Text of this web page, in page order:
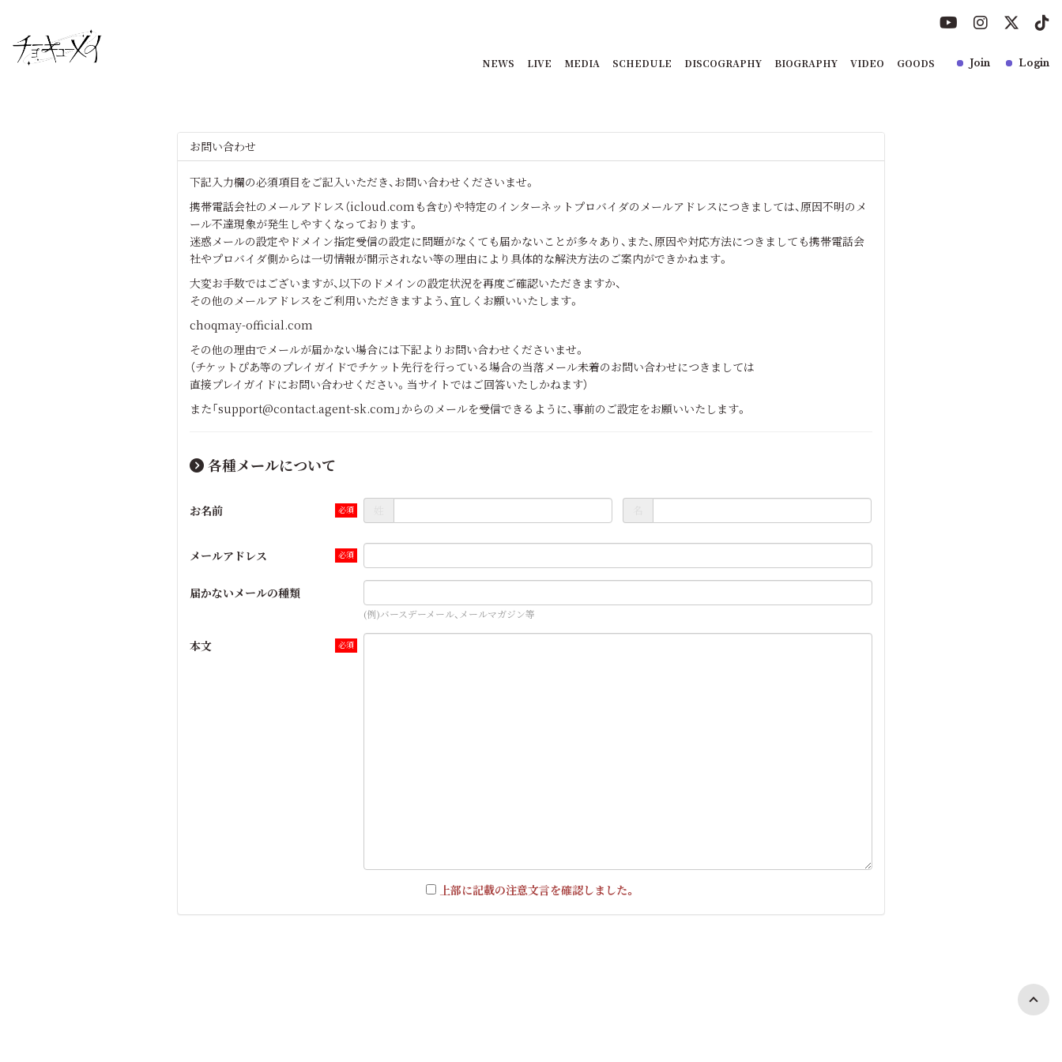
NEWS LIVE MEDIA SCHEDULE DISCOGRAPHY BIOGRAPHY VIDEO GOODS Join Login
お問い合わせ
下記入力欄の必須項目をご記入いただき、お問い合わせくださいませ。
携帯電話会社のメールアドレス（icloud.comも含む）や特定のインターネットプロバイダのメールアドレスにつきましては、原因不明のメ
ール不達現象が発生しやすくなっております。
迷惑メールの設定やドメイン指定受信の設定に問題がなくても届かないことが多々あり、また、原因や対応方法につきましても携帯電話会
社やプロバイダ側からは一切情報が開示されない等の理由により具体的な解決方法のご案内ができかねます。
大変お手数ではございますが、以下のドメインの設定状況を再度ご確認いただきますか、
その他のメールアドレスをご利用いただきますよう、宜しくお願いいたします。
choqmay-official.com
その他の理由でメールが届かない場合には下記よりお問い合わせくださいませ。
（チケットぴあ等のプレイガイドでチケット先行を行っている場合の当落メール未着のお問い合わせにつきましては
直接プレイガイドにお問い合わせください。当サイトではご回答いたしかねます）
また「support@contact.agent-sk.com」からのメールを受信できるように、事前のご設定をお願いいたします。
各種メールについて
お名前
メールアドレス
届かないメールの種類
(例)バースデーメール、メールマガジン等
本文
上部に記載の注意文言を確認しました。